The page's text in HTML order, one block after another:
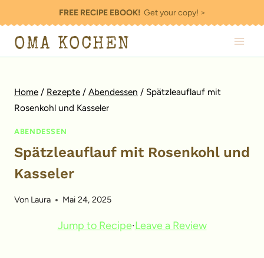
Inhalt
springen
FREE RECIPE EBOOK!Get your copy! >
OMA KOCHEN
Home / Rezepte / Abendessen / Spätzleauflauf mit
Rosenkohl und Kasseler
ABENDESSEN
Spätzleauflauf mit Rosenkohl und
Kasseler
Von Laura Mai 24, 2025
Jump to Recipe·Leave a Review